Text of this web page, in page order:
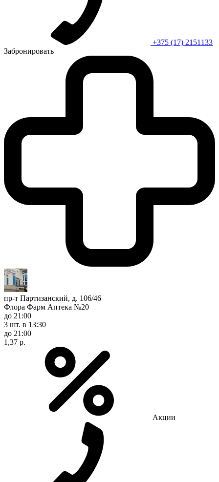
+375 (17) 2151133
Забронировать
пр-т Партизанский, д. 106/46
Флора Фарм Аптека №20
до 21:00
3 шт. в 13:30
до 21:00
1,37 р.
Акции